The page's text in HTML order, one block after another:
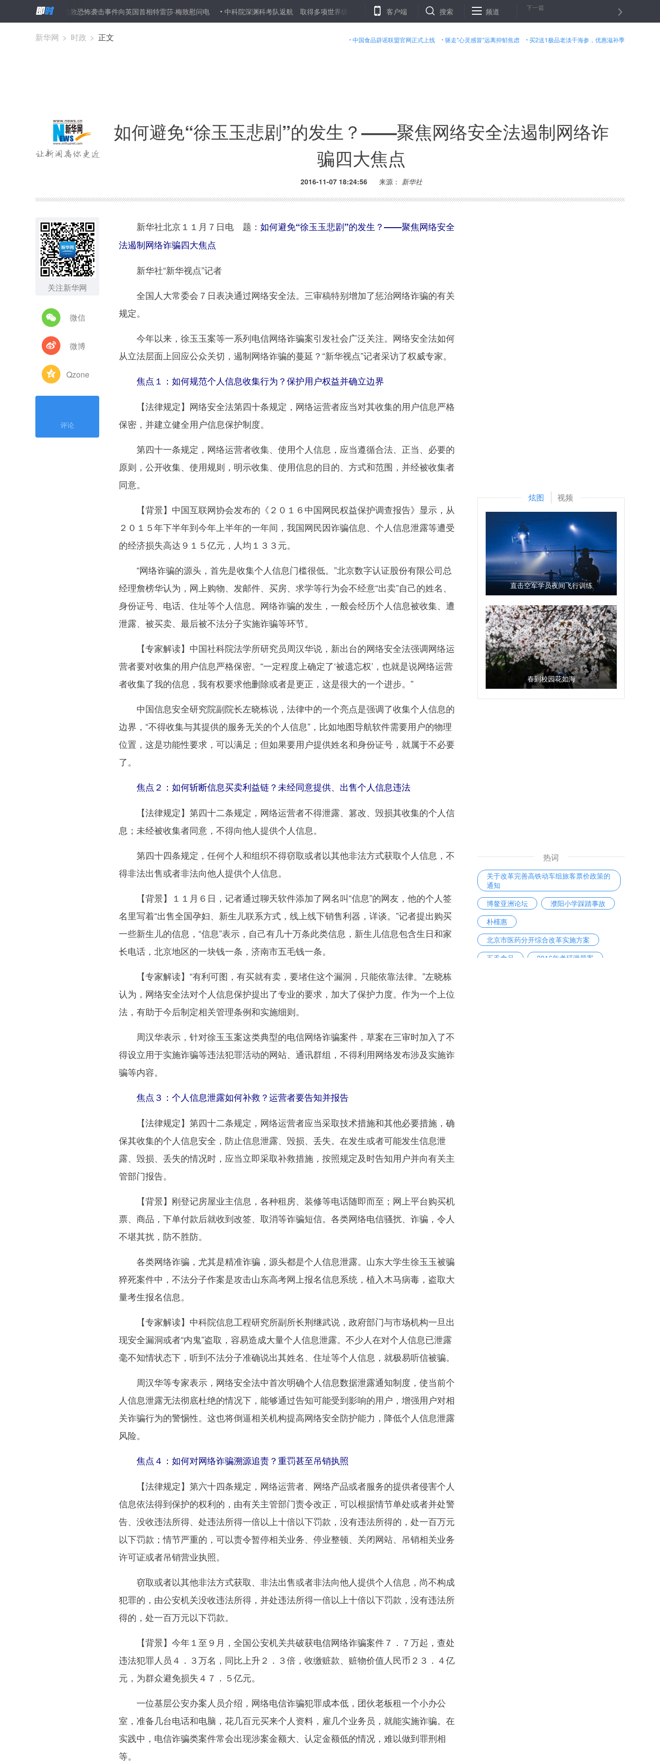
李克强就伦敦恐怖袭击事件向英国首相特雷莎·梅致慰问电 中科院深渊科考队返航 取得多项世界级突破 从追高产到求优质——春耕大忙背后的粮田“变身”记 阿富汗北部一安全检查站遭袭９名警察身亡
客户端 搜索 频道 下一篇
中国食品辟谣联盟官网正式上线 驱走"心灵感冒"远离抑郁焦虑 买2送1极品老淡干海参，优惠滋补季
新华网 > 时政 > 正文
如何避免“徐玉玉悲剧”的发生？——聚焦网络安全法遏制网络诈
骗四大焦点
2016-11-07 18:24:56 来源： 新华社
关注新华网
微信
微博
Qzone
评论
新华社北京１１月７日电 题： 如何避免“徐玉玉悲剧”的发生？——聚焦网络安全
法遏制网络诈骗四大焦点
新华社“新华视点”记者
全国人大常委会７日表决通过网络安全法。三审稿特别增加了惩治网络诈骗的有关
规定。
今年以来，徐玉玉案等一系列电信网络诈骗案引发社会广泛关注。网络安全法如何
从立法层面上回应公众关切，遏制网络诈骗的蔓延？“新华视点”记者采访了权威专家。
焦点１：如何规范个人信息收集行为？保护用户权益并确立边界
【法律规定】网络安全法第四十条规定，网络运营者应当对其收集的用户信息严格
保密，并建立健全用户信息保护制度。
第四十一条规定，网络运营者收集、使用个人信息，应当遵循合法、正当、必要的
原则，公开收集、使用规则，明示收集、使用信息的目的、方式和范围，并经被收集者
同意。
【背景】中国互联网协会发布的《２０１６中国网民权益保护调查报告》显示，从
２０１５年下半年到今年上半年的一年间，我国网民因诈骗信息、个人信息泄露等遭受
的经济损失高达９１５亿元，人均１３３元。
“网络诈骗的源头，首先是收集个人信息门槛很低。”北京数字认证股份有限公司总
经理詹榜华认为，网上购物、发邮件、买房、求学等行为会不经意“出卖”自己的姓名、
身份证号、电话、住址等个人信息。网络诈骗的发生，一般会经历个人信息被收集、遭
泄露、被买卖、最后被不法分子实施诈骗等环节。
【专家解读】中国社科院法学所研究员周汉华说，新出台的网络安全法强调网络运
营者要对收集的用户信息严格保密。“一定程度上确定了‘被遗忘权’，也就是说网络运营
者收集了我的信息，我有权要求他删除或者是更正，这是很大的一个进步。”
中国信息安全研究院副院长左晓栋说，法律中的一个亮点是强调了收集个人信息的
边界，“不得收集与其提供的服务无关的个人信息”，比如地图导航软件需要用户的物理
位置，这是功能性要求，可以满足；但如果要用户提供姓名和身份证号，就属于不必要
了。
焦点２：如何斩断信息买卖利益链？未经同意提供、出售个人信息违法
【法律规定】第四十二条规定，网络运营者不得泄露、篡改、毁损其收集的个人信
息；未经被收集者同意，不得向他人提供个人信息。
第四十四条规定，任何个人和组织不得窃取或者以其他非法方式获取个人信息，不
得非法出售或者非法向他人提供个人信息。
【背景】１１月６日，记者通过聊天软件添加了网名叫“信息”的网友，他的个人签
名里写着“出售全国孕妇、新生儿联系方式，线上线下销售利器，详谈。”记者提出购买
一些新生儿的信息，“信息”表示，自己有几十万条此类信息，新生儿信息包含生日和家
长电话，北京地区的一块钱一条，济南市五毛钱一条。
【专家解读】“有利可图，有买就有卖，要堵住这个漏洞，只能依靠法律。”左晓栋
认为，网络安全法对个人信息保护提出了专业的要求，加大了保护力度。作为一个上位
法，有助于今后制定相关管理条例和实施细则。
周汉华表示，针对徐玉玉案这类典型的电信网络诈骗案件，草案在三审时加入了不
得设立用于实施诈骗等违法犯罪活动的网站、通讯群组，不得利用网络发布涉及实施诈
骗等内容。
焦点３：个人信息泄露如何补救？运营者要告知并报告
【法律规定】第四十二条规定，网络运营者应当采取技术措施和其他必要措施，确
保其收集的个人信息安全，防止信息泄露、毁损、丢失。在发生或者可能发生信息泄
露、毁损、丢失的情况时，应当立即采取补救措施，按照规定及时告知用户并向有关主
管部门报告。
【背景】刚登记房屋业主信息，各种租房、装修等电话随即而至；网上平台购买机
票、商品，下单付款后就收到改签、取消等诈骗短信。各类网络电信骚扰、诈骗，令人
不堪其扰，防不胜防。
各类网络诈骗，尤其是精准诈骗，源头都是个人信息泄露。山东大学生徐玉玉被骗
猝死案件中，不法分子作案是攻击山东高考网上报名信息系统，植入木马病毒，盗取大
量考生报名信息。
【专家解读】中科院信息工程研究所副所长荆继武说，政府部门与市场机构一旦出
现安全漏洞或者“内鬼”盗取，容易造成大量个人信息泄露。不少人在对个人信息已泄露
毫不知情状态下，听到不法分子准确说出其姓名、住址等个人信息，就极易听信被骗。
周汉华等专家表示，网络安全法中首次明确个人信息数据泄露通知制度，使当前个
人信息泄露无法彻底杜绝的情况下，能够通过告知可能受到影响的用户，增强用户对相
关诈骗行为的警惕性。这也将倒逼相关机构提高网络安全防护能力，降低个人信息泄露
风险。
焦点４：如何对网络诈骗溯源追责？重罚甚至吊销执照
【法律规定】第六十四条规定，网络运营者、网络产品或者服务的提供者侵害个人
信息依法得到保护的权利的，由有关主管部门责令改正，可以根据情节单处或者并处警
告、没收违法所得、处违法所得一倍以上十倍以下罚款，没有违法所得的，处一百万元
以下罚款；情节严重的，可以责令暂停相关业务、停业整顿、关闭网站、吊销相关业务
许可证或者吊销营业执照。
窃取或者以其他非法方式获取、非法出售或者非法向他人提供个人信息，尚不构成
犯罪的，由公安机关没收违法所得，并处违法所得一倍以上十倍以下罚款，没有违法所
得的，处一百万元以下罚款。
【背景】今年１至９月，全国公安机关共破获电信网络诈骗案件７．７万起，查处
违法犯罪人员４．３万名，同比上升２．３倍，收缴赃款、赃物价值人民币２３．４亿
元，为群众避免损失４７．５亿元。
一位基层公安办案人员介绍，网络电信诈骗犯罪成本低，团伙老板租一个小办公
室，准备几台电话和电脑，花几百元买来个人资料，雇几个业务员，就能实施诈骗。在
实践中，电信诈骗类案件常会出现涉案金额大、认定金额低的情况，难以做到罪刑相
等。
炫图 视频
直击空军学员夜间飞行训练
春到校园花如海
热词
关于改革完善高铁动车组旅客票价政策的
通知
博鳌亚洲论坛
濮阳小学踩踏事故
朴槿惠
北京市医药分开综合改革实施方案
五毛食品
2016年考研泄题案